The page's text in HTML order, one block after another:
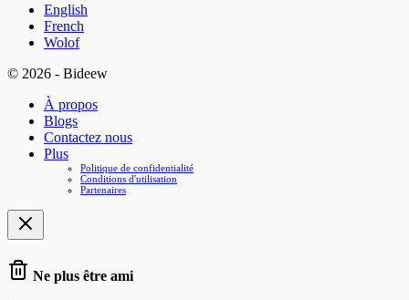
English
French
Wolof
© 2026 - Bideew
À propos
Blogs
Contactez nous
Plus
Politique de confidentialité
Conditions d'utilisation
Partenaires
Ne plus être ami